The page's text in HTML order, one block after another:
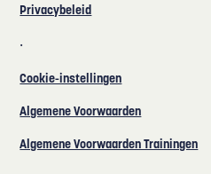
Privacybeleid
·
Cookie-instellingen
Algemene Voorwaarden
Algemene Voorwaarden Trainingen